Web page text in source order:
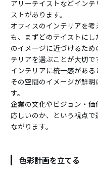
アリーテイストなどイン
ストがあります。
オフィスのインテリアを
も、まずどのテイストに
のイメージに近づけるた
テリアを選ぶことが大切で
インテリアに統一感がある
その空間のイメージが鮮
す。
企業の文化やビジョン・
応しいのか、という視点
ながります。
色彩計画を立てる